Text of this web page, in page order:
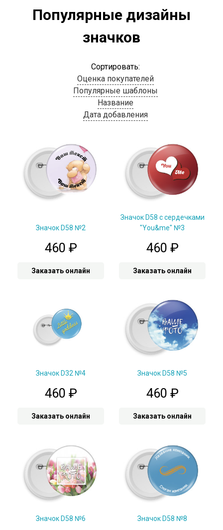
Популярные дизайны
значков
Сортировать:
Оценка покупателей
Популярные шаблоны
Название
Дата добавления
Значок D58 №2
460 ₽
Заказать онлайн
Значок D58 с сердечками
"You&me" №3
460 ₽
Заказать онлайн
Значок D32 №4
460 ₽
Заказать онлайн
Значок D58 №5
460 ₽
Заказать онлайн
Значок D58 №6 Значок D58 №8